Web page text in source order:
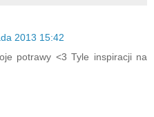
2013 15:42
potrawy <3 Tyle inspiracji na